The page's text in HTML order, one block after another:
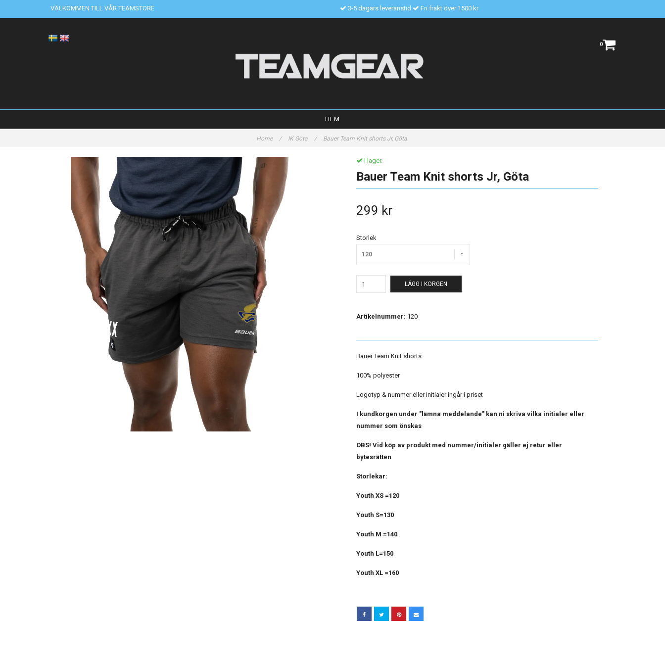
VÄLKOMMEN TILL VÅR TEAMSTORE 3-5 dagars leveranstid Fri frakt över 1500 kr
0
HEM
Home / IK Göta / Bauer Team Knit shorts Jr, Göta
I lager.
Bauer Team Knit shorts Jr, Göta
299 kr
Storlek
120
LÄGG I KORGEN
Artikelnummer: 120
Bauer Team Knit shorts
100% polyester
Logotyp & nummer eller initialer ingår i priset
I kundkorgen under "lämna meddelande" kan ni skriva vilka initialer eller
nummer som önskas
OBS! Vid köp av produkt med nummer/initialer gäller ej retur eller
bytesrätten
Storlekar:
Youth XS =120
Youth S=130
Youth M =140
Youth L=150
Youth XL =160